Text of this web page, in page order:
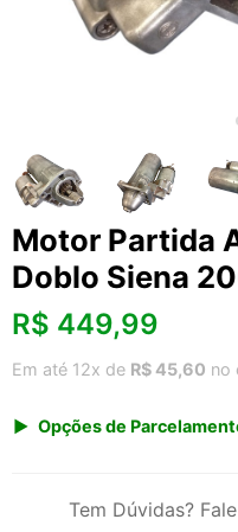
Motor Partida
Doblo Siena
R$ 449,99
Em até 12x de R$ 45,60 no
Opções de
2x de R$ 242,18Tem Dúvidas?